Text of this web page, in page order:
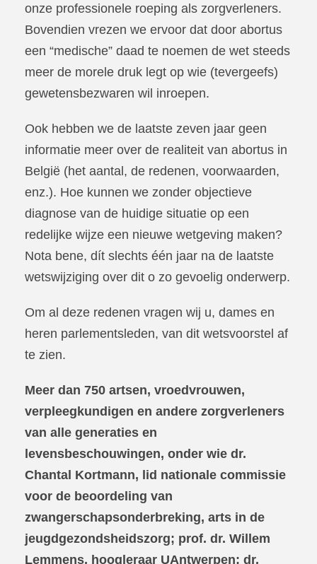
onze professionele roeping als zorgverleners.
Bovendien vrezen we ervoor dat door abortus
een “medische” daad te noemen de wet steeds
meer de morele druk legt op wie (tevergeefs)
gewetensbezwaren wil inroepen.
Ook hebben we de laatste zeven jaar geen
informatie meer over de realiteit van abortus in
België (het aantal, de redenen, voorwaarden,
enz.). Hoe kunnen we zonder objectieve
diagnose van de huidige situatie op een
redelijke wijze een nieuwe wetgeving maken?
Nota bene, dít slechts één jaar na de laatste
wetswijziging over dit o zo gevoelig onderwerp.
Om al deze redenen vragen wij u, dames en
heren parlementsleden, van dit wetsvoorstel af
te zien.
Meer dan 750 artsen, vroedvrouwen,
verpleegkundigen en andere zorgverleners
van alle generaties en
levensbeschouwingen, onder wie dr.
Chantal Kortmann, lid nationale commissie
voor de beoordeling van
zwangerschapsonderbreking, arts in de
jeugdgezondsheidszorg; prof. dr. Willem
Lemmens, hoogleraar UAntwerpen; dr.